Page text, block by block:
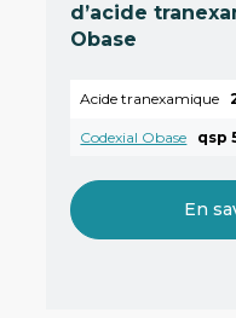
d’acide
Obase
Acide tranexamique
Codexial Obase qsp
En